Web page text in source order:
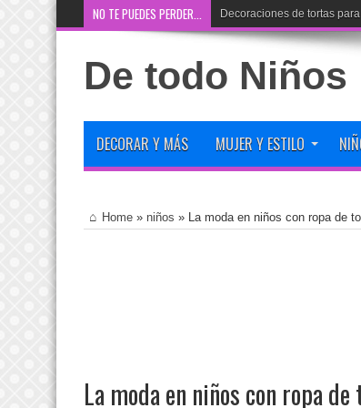
NO TE PUEDES PERDER... Decoraciones de tortas
De todo Niños
DECORAR Y MÁS MUJER Y ESTILO
Home » niños » La moda en niños con ropa de
La moda en niños con ropa